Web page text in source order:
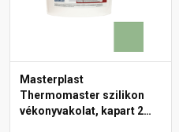
Masterplast
Thermomaster szilikon
vékonyvakolat, kapart 2